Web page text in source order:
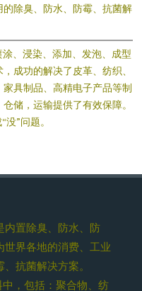
除臭、防水、防霉、抗菌解
、浸染、添加、发泡、成型
成功的解决了皮革、纺织、
具制品、高精电子产品等制
储，运输提供了有效保障。
”问题。
内置除臭、防水、防
界各地的消费、工业
抗菌解决方案。
中，包括：聚合物、纺